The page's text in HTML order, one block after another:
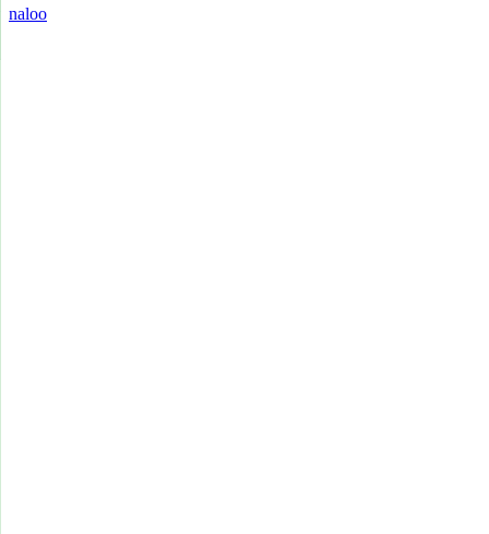
naloo